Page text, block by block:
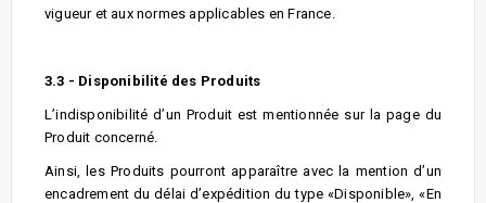
vigueur et aux normes applicables en France.
3.3 - Disponibilité des Produits
L’indisponibilité d’un Produit est mentionnée sur la page du
Produit concerné.
Ainsi, les Produits pourront apparaître avec la mention d’un
encadrement du délai d’expédition du type «Disponible», «En